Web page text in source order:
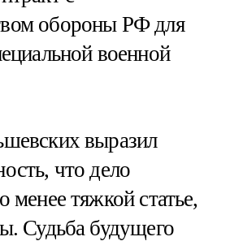
обороны РФ для
военной
выразил
что дело
менее тяжкой статье,
Судьба будущего